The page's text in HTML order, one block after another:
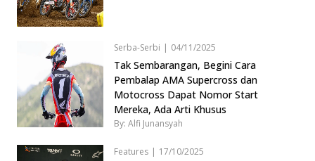
Serba-Serbi | 04/11/2025
Tak Sembarangan, Begini Cara
Pembalap AMA Supercross dan
Motocross Dapat Nomor Start
Mereka, Ada Arti Khusus
By: Alfi Junansyah
Features | 17/10/2025